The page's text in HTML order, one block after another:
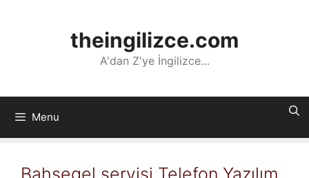
theingilizce.com
A'dan Z'ye İngilizce…
Menu
Bahsegel servisi Telefon Yazılım